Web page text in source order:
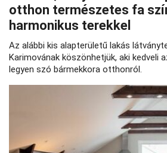
otthon természetes fa
harmonikus terekkel
Az alábbi kis alapterületű lakás
Karimovának köszönhetjük, aki kedveli
legyen szó bármekkora otthonról.